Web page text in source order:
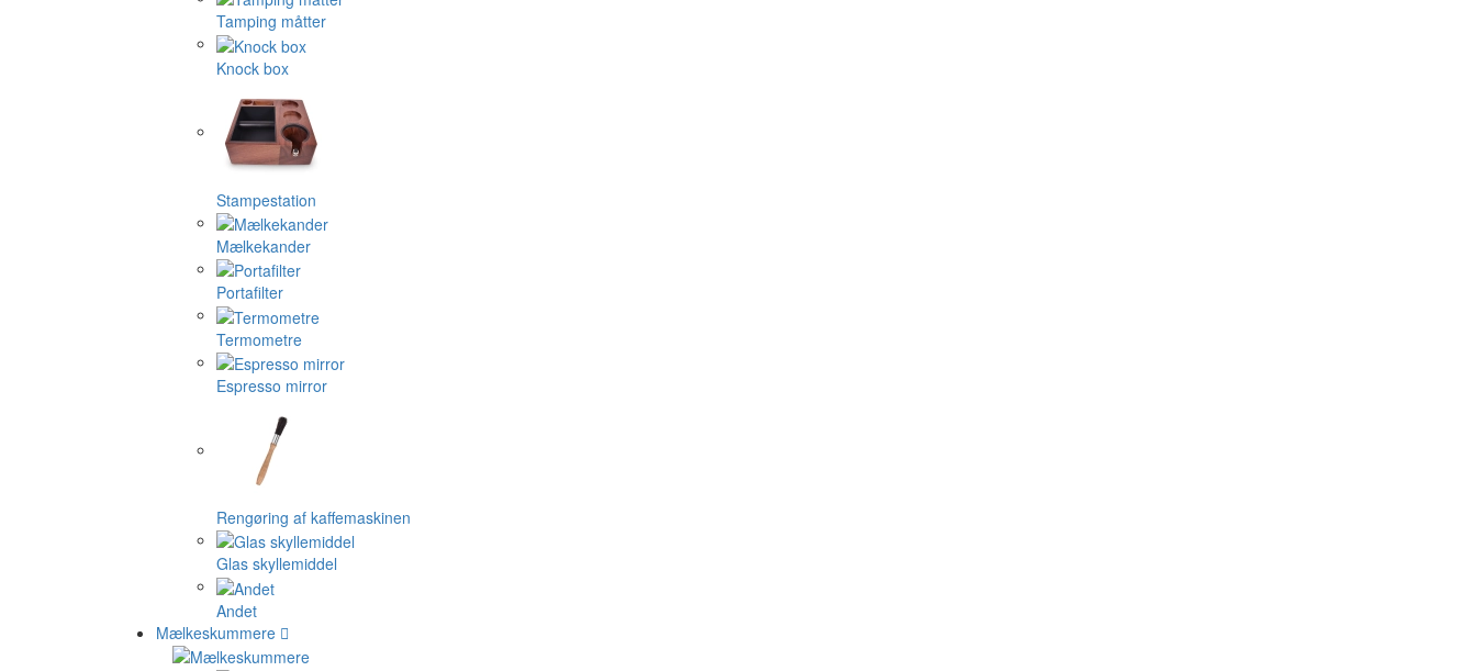
Tamping måtter
Knock box
Stampestation
Mælkekander
Portafilter
Termometre
Espresso mirror
Rengøring af kaffemaskinen
Glas skyllemiddel
Andet
Mælkeskummere